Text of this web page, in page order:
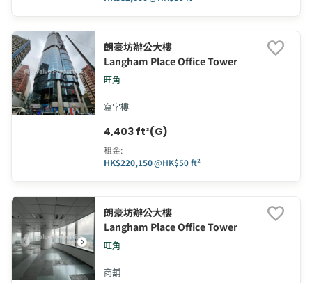
朗豪坊辦公大樓
Langham Place Office Tower
旺角
寫字樓
4,403 ft²(G)
租金:
HK$220,150@HK$50 ft²
朗豪坊辦公大樓
Langham Place Office Tower
旺角
商舖